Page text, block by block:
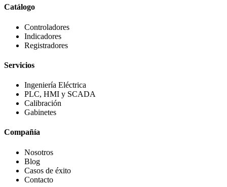
Catálogo
Controladores
Indicadores
Registradores
Servicios
Ingeniería Eléctrica
PLC, HMI y SCADA
Calibración
Gabinetes
Compañía
Nosotros
Blog
Casos de éxito
Contacto